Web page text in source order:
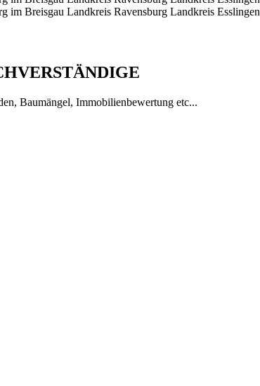
im Breisgau Landkreis Ravensburg Landkreis Esslingen
Baumängel, Immobilienbewertung etc...